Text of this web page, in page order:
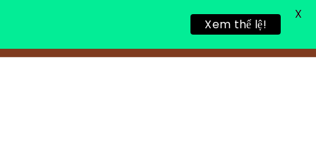
Xem thể lệ!
X